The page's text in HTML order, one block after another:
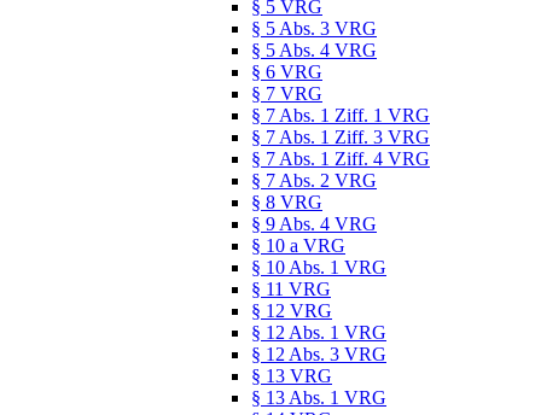
§ 5 VRG
§ 5 Abs. 3 VRG
§ 5 Abs. 4 VRG
§ 6 VRG
§ 7 VRG
§ 7 Abs. 1 Ziff. 1 VRG
§ 7 Abs. 1 Ziff. 3 VRG
§ 7 Abs. 1 Ziff. 4 VRG
§ 7 Abs. 2 VRG
§ 8 VRG
§ 9 Abs. 4 VRG
§ 10 a VRG
§ 10 Abs. 1 VRG
§ 11 VRG
§ 12 VRG
§ 12 Abs. 1 VRG
§ 12 Abs. 3 VRG
§ 13 VRG
§ 13 Abs. 1 VRG